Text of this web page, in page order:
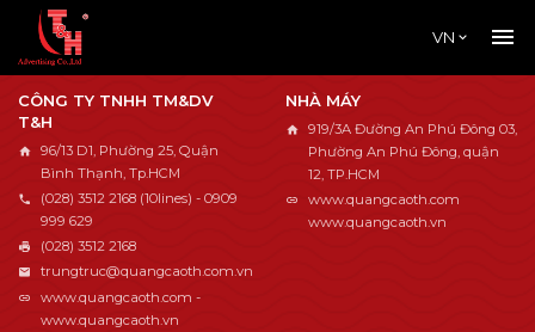
VN
CÔNG TY TNHH TM&DV
T&H
96/13 D1, Phường 25, Quận
Bình Thạnh, Tp.HCM
(028) 3512 2168 (10lines) - 0909
999 629
(028) 3512 2168
trungtruc@quangcaoth.com.vn
www.quangcaoth.com -
www.quangcaoth.vn
NHÀ MÁY
919/3A Đường An Phú Đông 03,
Phường An Phú Đông, quận
12, TP.HCM
www.quangcaoth.com
www.quangcaoth.vn